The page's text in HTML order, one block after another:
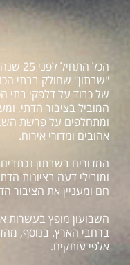
הכל
"שבתון" שחולק בבתי
של כבוד על דלפקי בתי
המוביל בציבור הדתי,
ומתחלפים על פרשת
אהובים ומדורי אירוח.
המדורים בשבתון
ומובילי דעה בציונות
חם ומעניין את הציבור
ברחבי הארץ. בנוסף,
אלפי עותקים.